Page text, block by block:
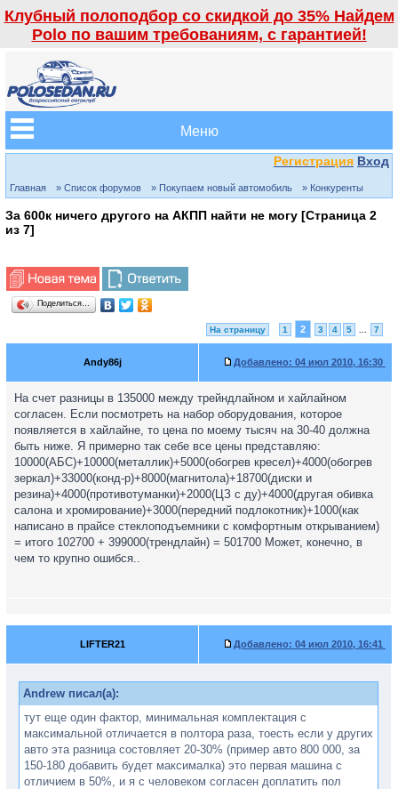
Клубный полоподбор со скидкой до 35% Найдем
Polo по вашим требованиям, с гарантией!
Меню
Регистрация Вход
Главная » Список форумов » Покупаем новый автомобиль » Конкуренты
За 600к ничего другого на АКПП найти не могу [Страница 2
из 7]
Поделиться…
На страницу 1 2 3 4 5 7
Andy86j Добавлено: 04 июл 2010, 16:30
На счет разницы в 135000 между трейндлайном и хайлайном
согласен. Если посмотреть на набор оборудования, которое
появляется в хайлайне, то цена по моему тысяч на 30-40 должна
быть ниже. Я примерно так себе все цены представляю:
10000(АБС)+10000(металлик)+5000(обогрев кресел)+4000(обогрев
зеркал)+33000(конд-р)+8000(магнитола)+18700(диски и
резина)+4000(противотуманки)+2000(ЦЗ с ду)+4000(другая обивка
салона и хромирование)+3000(передний подлокотник)+1000(как
написано в прайсе стеклоподъемники с комфортным открыванием)
= итого 102700 + 399000(трендлайн) = 501700 Может, конечно, в
чем то крупно ошибся..
LIFTER21 Добавлено: 04 июл 2010, 16:41
Andrew писал(а):
тут еще один фактор, минимальная комплектация с
максимальной отличается в полтора раза, тоесть если у других
авто эта разница состовляет 20-30% (пример авто 800 000, за
150-180 добавить будет максималка) это первая машина с
отличием в 50%, и я с человеком согласен доплатить пол